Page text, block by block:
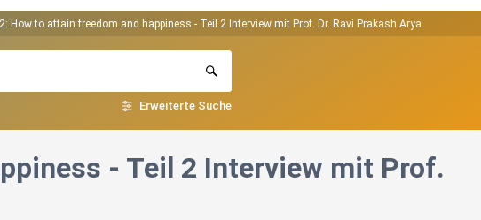
How to attain freedom and happiness - Teil 2 Interview mit Prof. Dr. Ravi Prakash Arya
Erweiterte Suche
- Teil 2 Interview mit Prof.